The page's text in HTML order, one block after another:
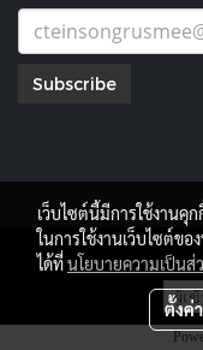
Subscribe
ผู้เ
เว็บไซต์นี้มีการใช้งาน
ในการใช้งานเว็บไซต์ข
ได้ที่นโยบายความเป็นส่
ตั้งค่